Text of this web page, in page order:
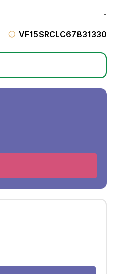
-
VF15SRCLC67831330